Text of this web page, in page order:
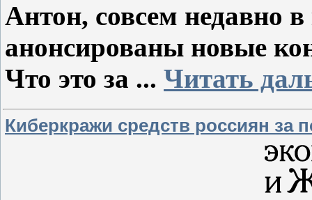
Антон, совсем
анонсированы новые
Что это за ... Читать
Киберкражи средств россиян за